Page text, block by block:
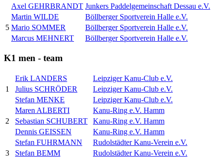
Axel GEHRBRANDT Junkers Paddelgemeinschaft Dessau e.V.
5
Martin WILDE
Böllberger Sportverein Halle e.V.
Mario SOMMER
Böllberger Sportverein Halle e.V.
Marcus MEHNERT
Böllberger Sportverein Halle e.V.
K1 men - team
1
Erik LANDERS
Leipziger Kanu-Club e.V.
Julius SCHRÖDER
Leipziger Kanu-Club e.V.
Stefan MENKE
Leipziger Kanu-Club e.V.
2
Maren ALBERTI
Kanu-Ring e.V. Hamm
Sebastian SCHUBERT
Kanu-Ring e.V. Hamm
Dennis GEISSEN
Kanu-Ring e.V. Hamm
3
Stefan FUHRMANN
Rudolstädter Kanu-Verein e.V.
Stefan BEMM
Rudolstädter Kanu-Verein e.V.